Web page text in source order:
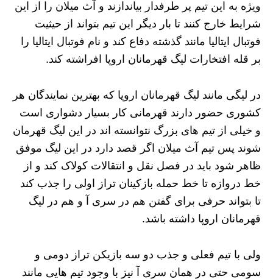
ویژه به این تیم پر طرفدار بیاندازند و آث میلان را از این
شرایط خارج کنند تا بار دیگر این تیم بتواند از حیثیت
فوتبال ایتالیا مانند گذشته دفاع کند و نام فوتبال ایتالیا را
بر قله افتخارات لیگ قهرمانان اروپا افراشته کند.
در لیگی مانند لیگ قهرمانان اروپا که بهترین نمایندگان هر
کشوری حضور دارند قهرمانی کار بسیار دشواری است
و خیلی از تیم های بزرگ نتوانسته اند در این لیگ قهرمان
شوند پس تیم آث میلان اگر قصد دارد در این لیگ موفق
ظاهر شود باید در فصل نقل و انتقالات کولاک کند و از
خط دروازه تا خط حمله بازکینان تراز اولی را جذب کند
تا بتواند حرفی برای گفتن هم در سری آ و هم در لیگ
قهرمانان اروپا داشته باشد.
ولی با تیم فعلی و جذب دو سه بازیکن تراز دومی و
سومی حتی در همان سری آ نیز با وجود تیم هایی مانند